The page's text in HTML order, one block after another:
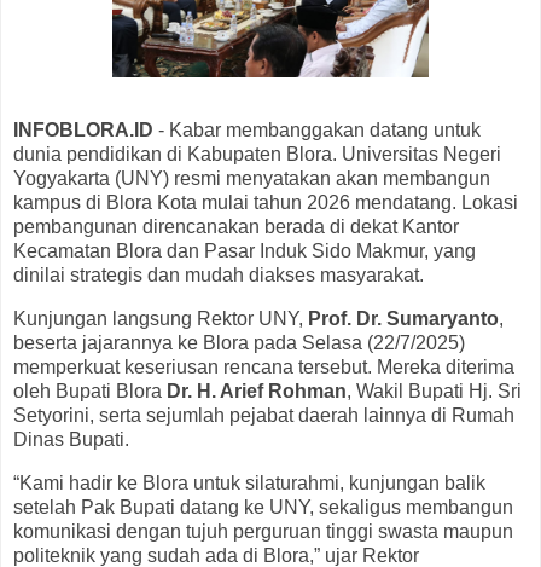
INFOBLORA.ID - Kabar membanggakan datang untuk
dunia pendidikan di Kabupaten Blora. Universitas Negeri
Yogyakarta (UNY) resmi menyatakan akan membangun
kampus di Blora Kota mulai tahun 2026 mendatang. Lokasi
pembangunan direncanakan berada di dekat Kantor
Kecamatan Blora dan Pasar Induk Sido Makmur, yang
dinilai strategis dan mudah diakses masyarakat.
Kunjungan langsung Rektor UNY, Prof. Dr. Sumaryanto,
beserta jajarannya ke Blora pada Selasa (22/7/2025)
memperkuat keseriusan rencana tersebut. Mereka diterima
oleh Bupati Blora Dr. H. Arief Rohman, Wakil Bupati Hj. Sri
Setyorini, serta sejumlah pejabat daerah lainnya di Rumah
Dinas Bupati.
“Kami hadir ke Blora untuk silaturahmi, kunjungan balik
setelah Pak Bupati datang ke UNY, sekaligus membangun
komunikasi dengan tujuh perguruan tinggi swasta maupun
politeknik yang sudah ada di Blora,” ujar Rektor